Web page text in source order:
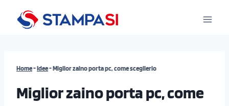
Home-Idee-Miglior zaino porta pc, come sceglierlo
Miglior zaino porta pc, come